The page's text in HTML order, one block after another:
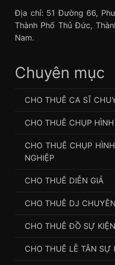
Địa chỉ: 51 Đường 66,
Thành Phố Thủ Đức,
Nam.
Chuyên mục
CHO THUÊ CA SĨ
CHO THUÊ CHỤP HÌNH
CHO THUÊ CHỤP
NGHIỆP
CHO THUÊ DIỄN GIẢ
CHO THUÊ DJ
CHO THUÊ ĐỒ SỰ KIỆN
CHO THUÊ LỄ TÂN SỰ